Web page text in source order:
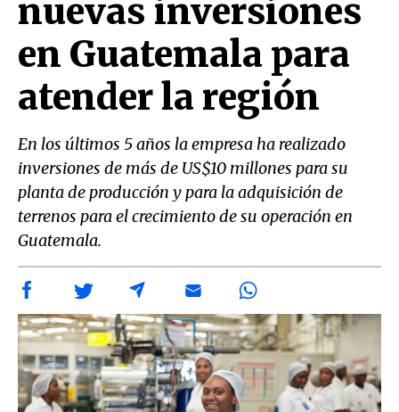
nuevas inversiones
en Guatemala para
atender la región
En los últimos 5 años la empresa ha realizado
inversiones de más de US$10 millones para su
planta de producción y para la adquisición de
terrenos para el crecimiento de su operación en
Guatemala.